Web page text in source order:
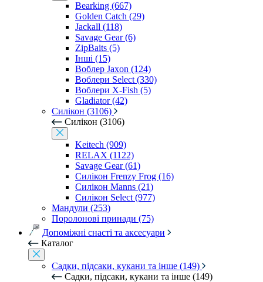
Bearking (667)
Golden Catch (29)
Jackall (118)
Savage Gear (6)
ZipBaits (5)
Інші (15)
Воблер Jaxon (124)
Воблери Select (330)
Воблери X-Fish (5)
Gladiator (42)
Силікон (3106)
Силікон (3106)
Keitech (909)
RELAX (1122)
Savage Gear (61)
Силікон Frenzy Frog (16)
Силікон Manns (21)
Силікон Select (977)
Мандули (253)
Поролонові принади (75)
Допоміжні снасті та аксесуари
Каталог
Садки, підсаки, кукани та інше (149)
Садки, підсаки, кукани та інше (149)